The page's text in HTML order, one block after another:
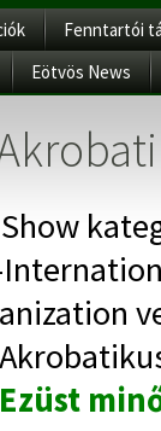
Fenntartói
Eötvös News